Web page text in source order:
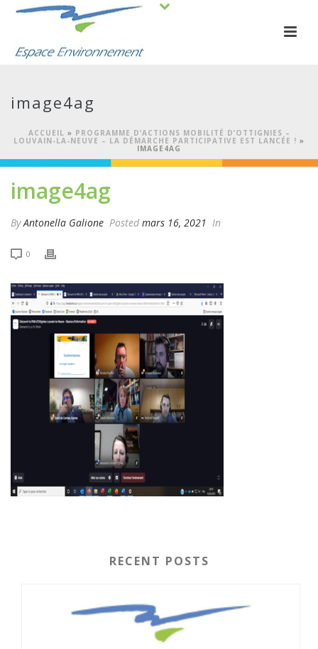
image4ag
ACCUEIL » PROGRAMME D’ACTIONS MOBILITÉ D’OTTIGNIES –
LOUVAIN-LA-NEUVE – LA DÉMARCHE PARTICIPATIVE EST LANCÉE ! »
IMAGE4AG
image4ag
ByAntonella Galione Posted mars 16, 2021 In
0
RECENT POSTS